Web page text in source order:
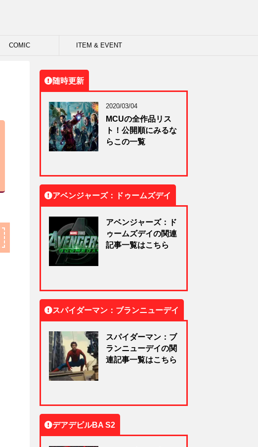
COMIC ITEM & EVENT
随時更新
2020/03/04
MCUの全作品リス
ト！公開順にみるな
らこの一覧
アベンジャーズ：ドゥームズデイ
アベンジャーズ：ド
ゥームズデイの関連
記事一覧はこちら
スパイダーマン：ブランニューデイ
スパイダーマン：ブ
ランニューデイの関
連記事一覧はこちら
デアデビルBA S2